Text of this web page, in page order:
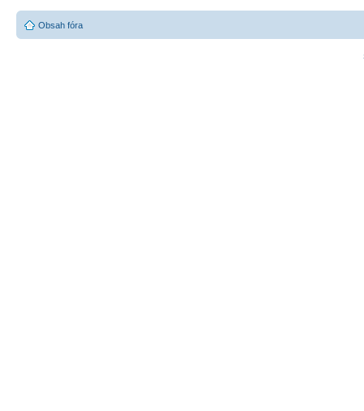
Obsah fóra